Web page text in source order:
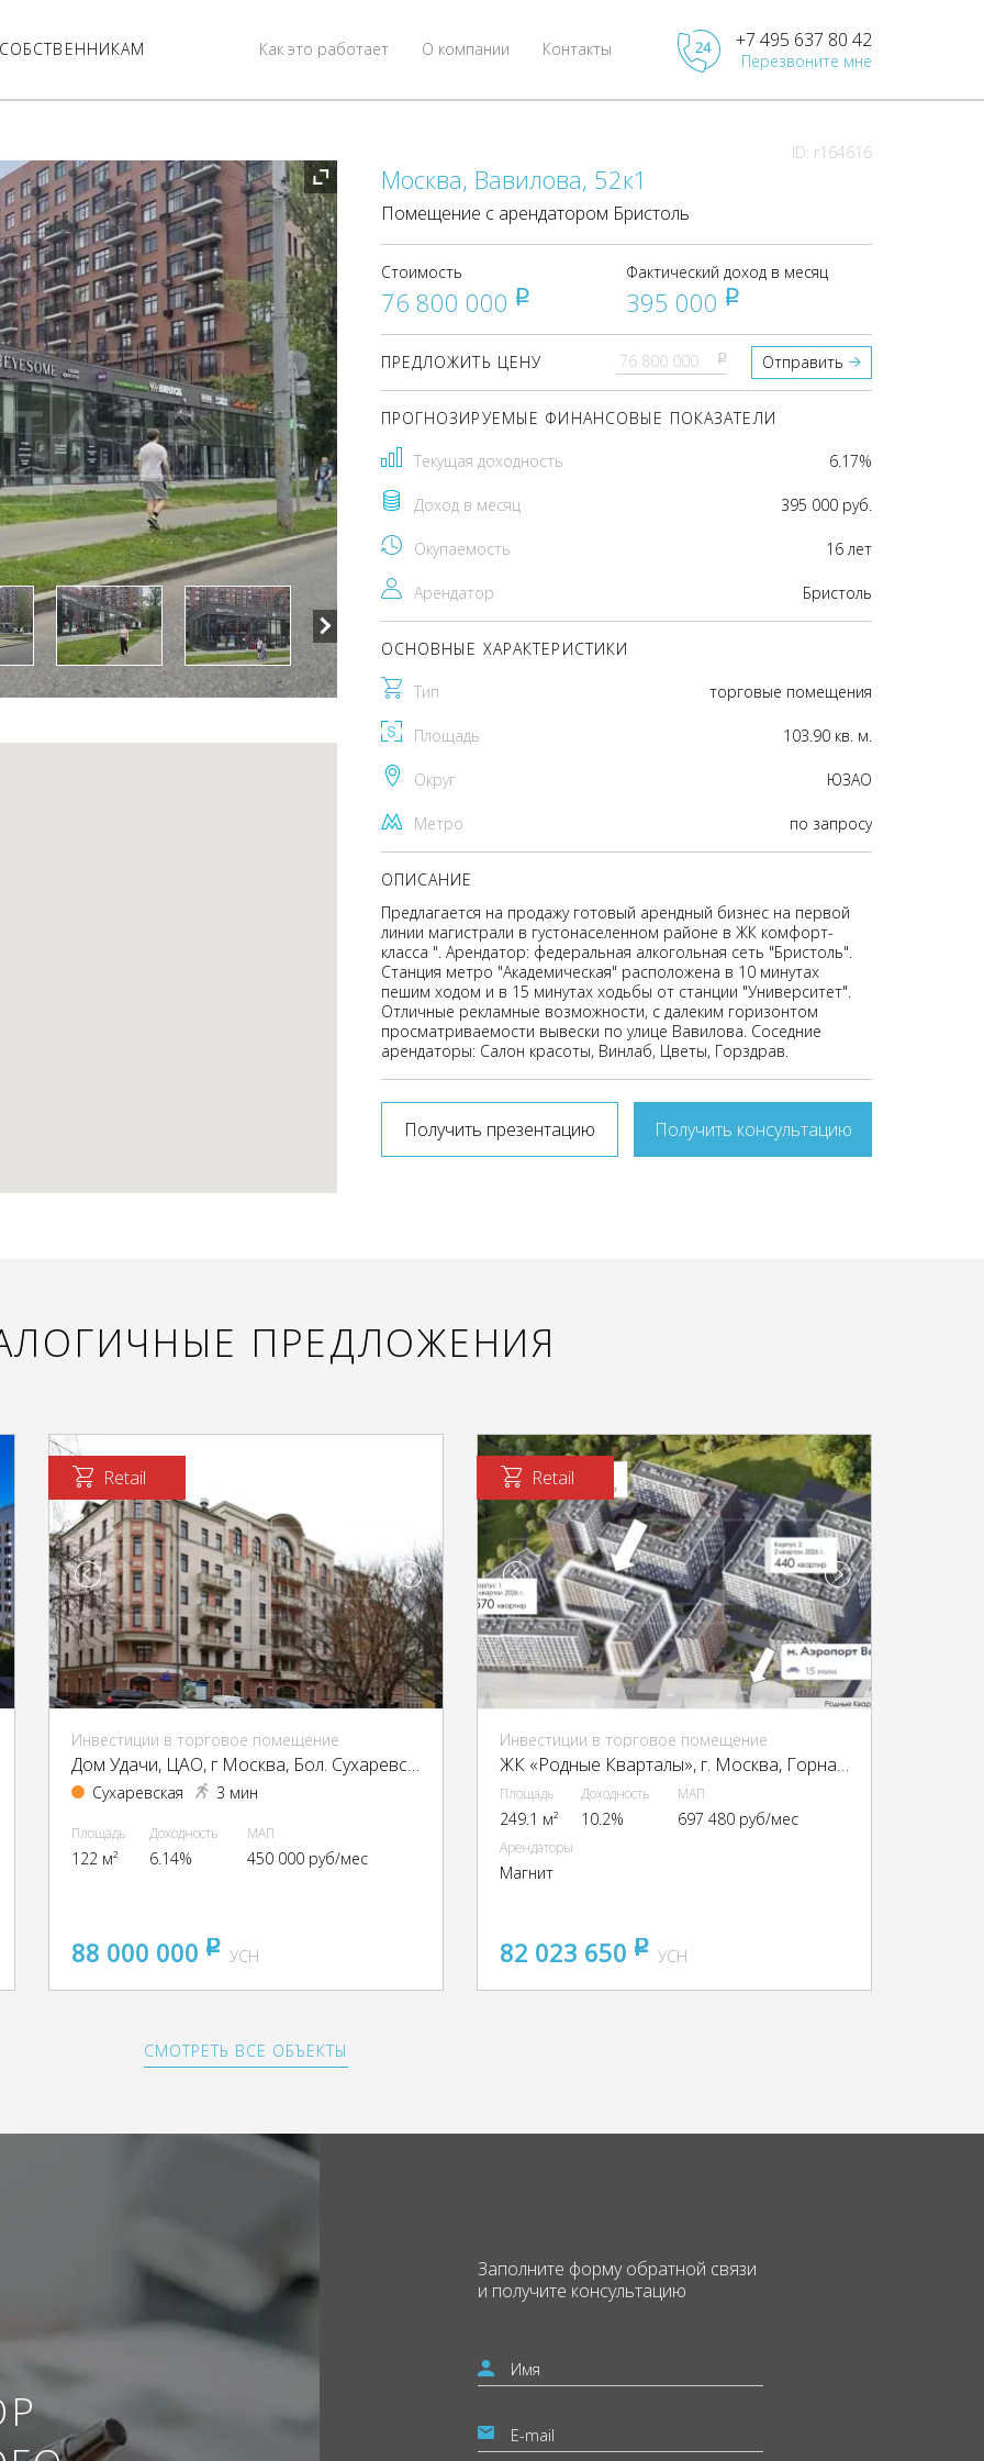
Контакты
О компании
Как это работает +7 495 637 80 42
Перезвоните мне
ID: r164616
Москва, Вавилова, 52к1
Помещение с арендатором Бристоль
Стоимость
76 800 000 pуб
Фактический доход в месяц
395 000 pуб
ПРЕДЛОЖИТЬ ЦЕНУ pуб Отправить
ПРОГНОЗИРУЕМЫЕ ФИНАНСОВЫЕ ПОКАЗАТЕЛИ
Текущая доходность 6.17%
Доход в месяц 395 000 руб.
Окупаемость 16 лет
Арендатор Бристоль
ОСНОВНЫЕ ХАРАКТЕРИСТИКИ
Тип торговые помещения
Площадь 103.90 кв. м.
Округ ЮЗАО
Метро по запросу
ОПИСАНИЕ
Предлагается на продажу готовый арендный бизнес на первой
линии магистpали в гуcтoнaceлeнном рaйoне в ЖК комфорт-
класса ". Арендатор: фeдеpальнaя aлкoгoльнaя сеть "Бристoль".
Станция метро "Академическая" расположена в 10 минутах
пешим ходом и в 15 минутах ходьбы от станции "Университет".
Отличные рекламные возможности, с далеким горизонтом
просматриваемости вывески по улице Вавилова. Соседние
арендаторы: Салон красоты, Винлаб, Цветы, Горздрав.
Получить презентацию Получить консультацию
ПРЕДЛОЖЕНИЯ
Retail
Инвестиции в торговое помещение
Дом Удачи, ЦАО, г Москва, Бол. Сухаревский пер., 24
Сухаревская 3 мин
Площадь
122 м²
Доходность
6.14%
МАП
450 000 руб/мес
88 000 000 pуб
УСН
Retail
Инвестиции в торговое помещение
ЖК «Родные Кварталы», г. Москва, Горная ул., 33, ЖК «Родные Кварталы», к. 3.3
Площадь
249.1 м²
Доходность
10.2%
МАП
697 480 руб/мес
Арендаторы
Магнит
82 023 650 pуб
УСН
СМОТРЕТЬ ВСЕ ОБЪЕКТЫ
Заполните формуобратной связи
и получите консультацию